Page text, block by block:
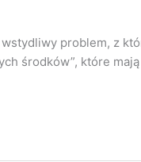
problem, z
środków”, które